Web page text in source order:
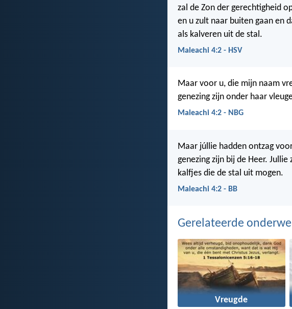
zal de Zon der gerechtigheid
en u zult naar buiten gaan en
als kalveren uit de stal.
Maleachi 4:2 - HSV
Maar voor u, die mijn naam
genezing zijn onder haar
Maleachi 4:2 - NBG
Maar júllie hadden ontzag
genezing zijn bij de Heer.
kalfjes die de stal uit mogen.
Maleachi 4:2 - BB
Gerelateerde
Vreugde